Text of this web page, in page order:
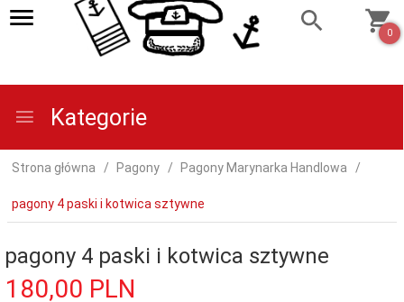
0
Kategorie
Strona główna Pagony Pagony Marynarka Handlowa
pagony 4 paski i kotwica sztywne
pagony 4 paski i kotwica sztywne
180,00 PLN